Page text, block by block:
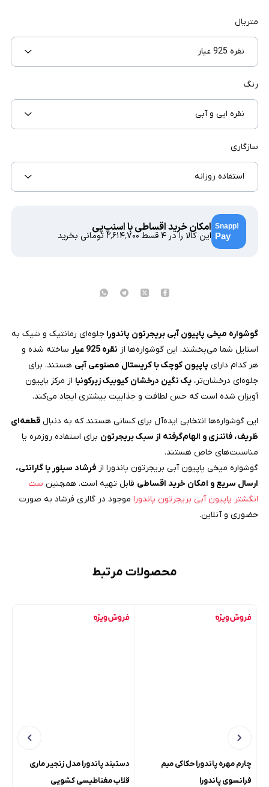
متریال
نقره 925 عیار
رنگ
نقره ایی و آبی
سازگاری
استفاده روزانه
امکان خرید اقساطی با اسنپ‌پی
این کالا را در ۴ قسط ۲٬۶۱۴٬۷۰۰تومانی بخرید
گوشواره میخی پاپیون آبی بریجرتون پاندورا جلوه‌ای رمانتیک و شیک به
استایل شما می‌بخشند. این گوشواره‌ها از نقره 925 عیار
ساخته شده و
هر کدام دارای پاپیون کوچک با کریستال مصنوعی آبی هستند. برای
جلوه‌ای درخشان‌تر، یک نگین درخشان کیوبیک زیرکونیا از مرکز پاپیون
آویزان شده است که حس لطافت و جذابیت بیشتری ایجاد می‌کند.
این گوشواره‌ها انتخابی ایده‌آل برای کسانی هستند که به دنبال قطعه‌ای
ظریف، فانتزی و الهام‌گرفته از سبک بریجرتون برای استفاده روزمره یا
مناسبت‌های خاص هستند.
گوشواره میخی پاپیون آبی بریجرتون پاندورا از فرشاد سیلور با گارانتی،
ارسال سریع و امکان خرید اقساطی قابل تهیه است. همچنین ست
انگشتر پاپیون آبی بریجرتون پاندوراموجود در گالری فرشاد به صورت
حضوری و آنلاین.
محصولات مرتبط
چارم مهره پاندورا حکاکی میم
فرانسوی پاندورا
دستبند پاندورا مدل زنجیر ماری
قلاب مغناطیسی کشویی